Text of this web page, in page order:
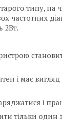
типу, на
частотних
2Вт.
і має
і
тільки один